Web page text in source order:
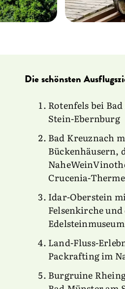
Die schönsten
Rotenfels bei
Stein-Ebernburg
Bad Kreuznach
Bückenhäusern,
Crucenia-
Idar-Oberstein
Felsenkirche und
Edelsteinmuseum
Land-Fluss-
Packrafting im
Burgruine